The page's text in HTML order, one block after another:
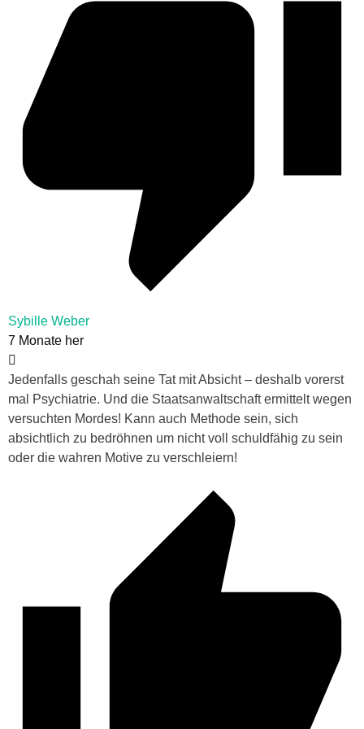
Sybille Weber
7 Monate her
Jedenfalls geschah seine Tat mit Absicht – deshalb vorerst
mal Psychiatrie. Und die Staatsanwaltschaft ermittelt wegen
versuchten Mordes! Kann auch Methode sein, sich
absichtlich zu bedröhnen um nicht voll schuldfähig zu sein
oder die wahren Motive zu verschleiern!